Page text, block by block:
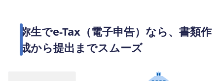
弥生でe-Tax（電子申告）なら、書類作
成から提出までスムーズ